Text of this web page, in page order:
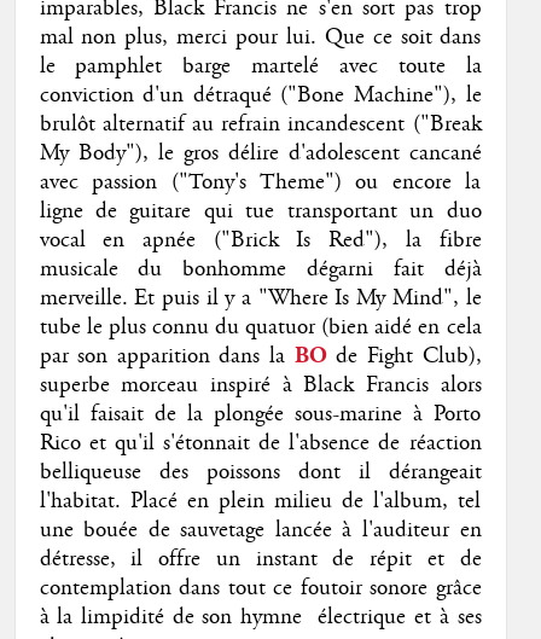
imparables, Black Francis ne s'en sort pas trop
mal non plus, merci pour lui. Que ce soit dans
le pamphlet barge martelé avec toute la
conviction d'un détraqué ("Bone Machine"), le
brulôt alternatif au refrain incandescent ("Break
My Body"), le gros délire d'adolescent cancané
avec passion ("Tony's Theme") ou encore la
ligne de guitare qui tue transportant un duo
vocal en apnée ("Brick Is Red"), la fibre
musicale du bonhomme dégarni fait déjà
merveille. Et puis il y a "Where Is My Mind", le
tube le plus connu du quatuor (bien aidé en cela
par son apparition dans la BOde Fight Club),
superbe morceau inspiré à Black Francis alors
qu'il faisait de la plongée sous-marine à Porto
Rico et qu'il s'étonnait de l'absence de réaction
belliqueuse des poissons dont il dérangeait
l'habitat. Placé en plein milieu de l'album, tel
une bouée de sauvetage lancée à l'auditeur en
détresse, il offre un instant de répit et de
contemplation dans tout ce foutoir sonore grâce
à la limpidité de son hymne électrique et à ses